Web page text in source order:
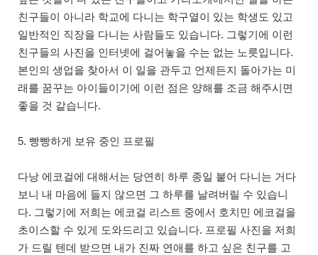
친구들이 아니라 학교에 다니는 학구열이 있는 학생도 있고
일반적인 직장을 다니는 사람들도 있습니다. 그렇기에 이런
친구들의 사진을 인터넷에 걸어놓을 수는 없는 노릇입니다.
본인의 생업을 찾아서 이 일을 관두고 언제든지 돌아가는 미
래를 꿈꾸는 아이들이기에 이런 점은 양해를 조금 해주시면
좋을 것 같습니다.
5. 빵빵하게 보유 중인 프로필
다낭 에코걸에 대해서는 당연히 하루 종일 붙어 다니는 거다
보니 내 마음에 들지 않으면 그 하루를 날려버릴 수 있습니
다. 그렇기에 저희는 에코걸 리스트 중에서 호치민 에코걸을
초이스할 수 있게 도와드리고 있습니다. 프로필 사진을 저희
가 드릴 텐데 받으면 내가 진짜 연애를 하고 싶은 친구를 고